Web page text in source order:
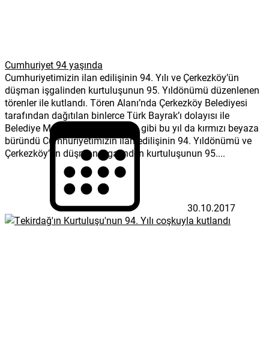
Cumhuriyet 94 yaşında
Cumhuriyetimizin ilan edilişinin 94. Yılı ve Çerkezköy’ün
düşman işgalinden kurtuluşunun 95. Yıldönümü düzenlenen
törenler ile kutlandı. Tören Alanı’nda Çerkezköy Belediyesi
tarafından dağıtılan binlerce Türk Bayrak’ı dolayısı ile
Belediye Meydanı her yıl olduğu gibi bu yıl da kırmızı beyaza
büründü Cumhuriyetimizin ilan edilişinin 94. Yıldönümü ve
Çerkezköy’ün düşman işgalinden kurtuluşunun 95....
30.10.2017